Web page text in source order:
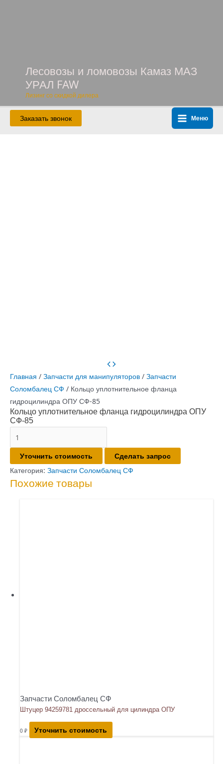
Лесовозы и ломовозы Камаз МАЗ
УРАЛ FAW
Лизинг со скидкой дилера
Заказать звонок
Main
Меню
Главная / Запчасти для манипуляторов / Запчасти
Соломбалец СФ / Кольцо уплотнительное фланца
гидроцилиндра ОПУ СФ-85
Кольцо уплотнительное фланца гидроцилиндра ОПУ
СФ-85
товара
Кольцо
уплотнительное
фланца
Уточнить стоимость
Сделать запрос
Категория: Запчасти Соломбалец СФ
Похожие товары
Запчасти Соломбалец СФ
Штуцер 94259781 дроссельный для цилиндра ОПУ
0 ₽ Уточнить стоимость